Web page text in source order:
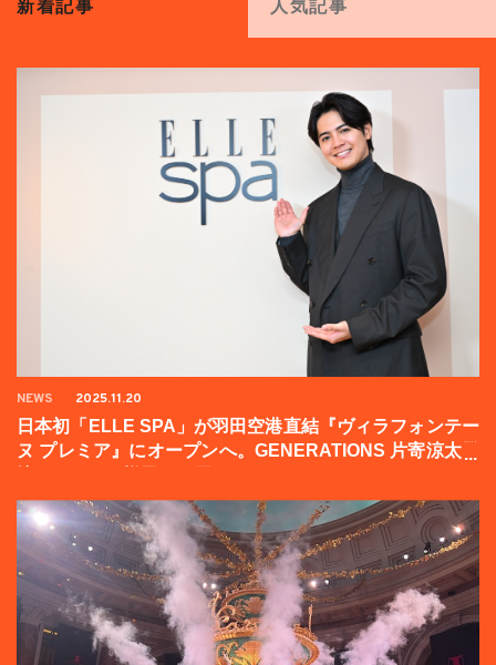
新着記事 人気記事
NEWS 2025.11.20
日本初「ELLE SPA」が羽田空港直結『ヴィラフォンテー
ヌ プレミア』にオープンへ。GENERATIONS 片寄涼太登